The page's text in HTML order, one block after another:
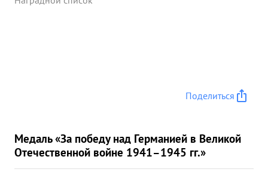
Поделиться
Медаль «За победу над Германией в Великой
Отечественной войне 1941–1945 гг.»